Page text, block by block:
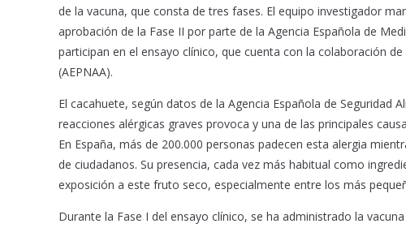
de la vacuna, que consta de tres fases. El equipo investigador
aprobación de la Fase II por parte de la Agencia Española de
participan en el ensayo clínico, que cuenta con la colaboración
(AEPNAA).
El cacahuete, según datos de la Agencia Española de Seguridad
reacciones alérgicas graves provoca y una de las principales
En España, más de 200.000 personas padecen esta alergia
de ciudadanos. Su presencia, cada vez más habitual como
exposición a este fruto seco, especialmente entre los más
Durante la Fase I del ensayo clínico, se ha administrado la